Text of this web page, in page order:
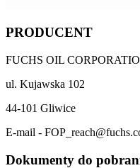
PRODUCENT
FUCHS OIL
ul. Kujawska 102
44-101 Gliwice
E-mail -
Dokumenty do